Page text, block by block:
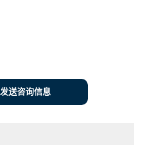
发送咨询信息